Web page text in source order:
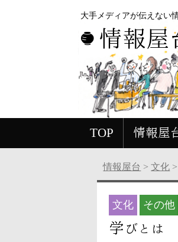
大手メディアが伝えない
情報屋
TOP 情報屋
情報屋台 >文化
文化 その他
学びとは